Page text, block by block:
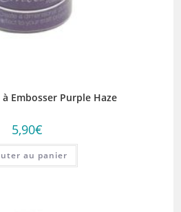
Embosser Purple Haze
5,90€
au panier